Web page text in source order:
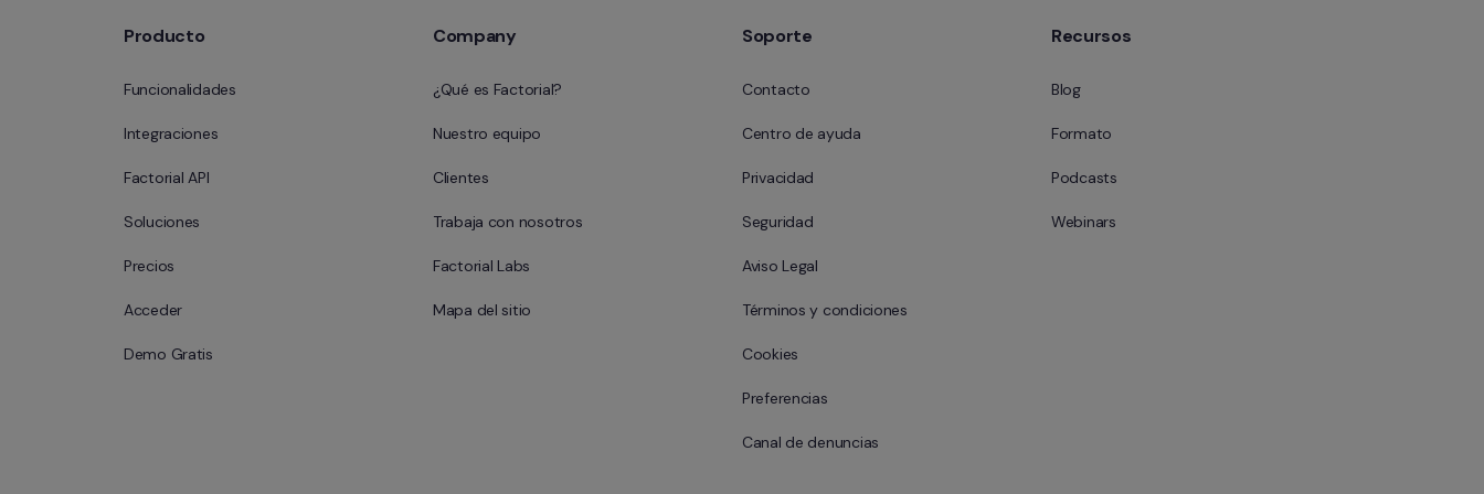
Producto
Funcionalidades
Integraciones
Factorial API
Soluciones
Precios
Acceder
Demo Gratis
Company
¿Qué es Factorial?
Nuestro equipo
Clientes
Trabaja con nosotros
Factorial Labs
Mapa del sitio
Soporte
Contacto
Centro de ayuda
Privacidad
Seguridad
Aviso Legal
Términos y condiciones
Cookies
Preferencias
Canal de denuncias
Recursos
Blog
Formato
Podcasts
Webinars